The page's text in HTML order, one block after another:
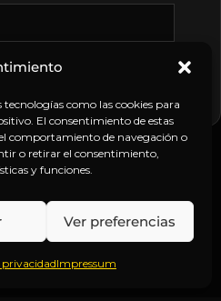
como las cookies para
El consentimiento de estas
comportamiento de navegación o
o retirar el consentimiento,
y funciones.
Ver preferencias
Impressum